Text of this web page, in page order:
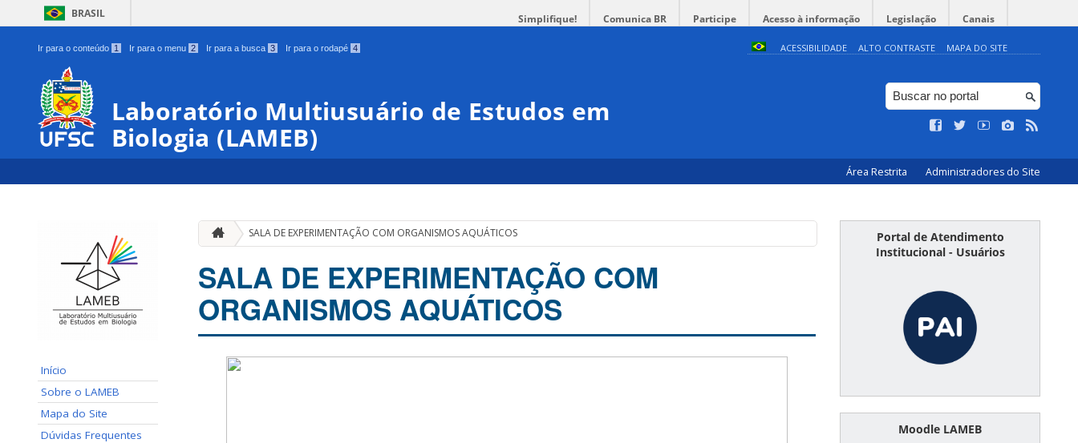
BRASIL Simplifique! Comunica BR Participe Acesso à informação Legislação Canais
Ir para o conteúdo 1 Ir para o menu 2 Ir para a busca 3 Ir para o rodapé 4 ACESSIBILIDADE ALTO CONTRASTE MAPA DO SITE
Laboratório Multiusuário de Estudos em
Biologia (LAMEB)
Área Restrita Administradores do Site
Início
Sobre o LAMEB
Mapa do Site
Dúvidas Frequentes
SALA DE EXPERIMENTAÇÃO COM ORGANISMOS AQUÁTICOS
SALA DE EXPERIMENTAÇÃO COM
ORGANISMOS AQUÁTICOS
Portal de Atendimento
Institucional - Usuários
Moodle LAMEB